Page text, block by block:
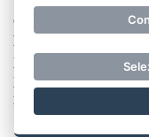
© Copyright
E' proibita la
parziale di testi,
preventiva
numero Rea LC